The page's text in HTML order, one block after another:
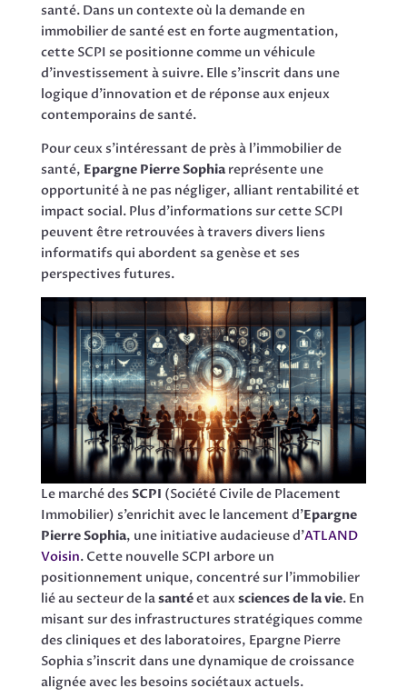
santé. Dans un contexte où la demande en
immobilier de santé est en forte augmentation,
cette SCPI se positionne comme un véhicule
d’investissement à suivre. Elle s’inscrit dans une
logique d’innovation et de réponse aux enjeux
contemporains de santé.
Pour ceux s’intéressant de près à l’immobilier de
santé, Epargne Pierre Sophiareprésente une
opportunité à ne pas négliger, alliant rentabilité et
impact social. Plus d’informations sur cette SCPI
peuvent être retrouvées à travers divers liens
informatifs qui abordent sa genèse et ses
perspectives futures.
Le marché des SCPI (Société Civile de Placement
Immobilier) s’enrichit avec le lancement d’Epargne
Pierre Sophia, une initiative audacieuse d’ATLAND
Voisin. Cette nouvelle SCPI arbore un
positionnement unique, concentré sur l’immobilier
lié au secteur de lasantéet auxsciences de la vie. En
misant sur des infrastructures stratégiques comme
des cliniques et des laboratoires, Epargne Pierre
Sophia s’inscrit dans une dynamique de croissance
alignée avec les besoins sociétaux actuels.